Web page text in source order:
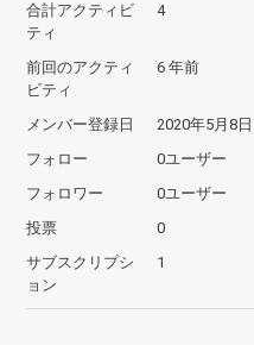
合計アクティビ
ティ
4
前回のアクティ
ビティ
6 年前
メンバー登録日
2020年5月8日
フォロー
0ユーザー
フォロワー
0ユーザー
投票
0
サブスクリプシ
ョン
1